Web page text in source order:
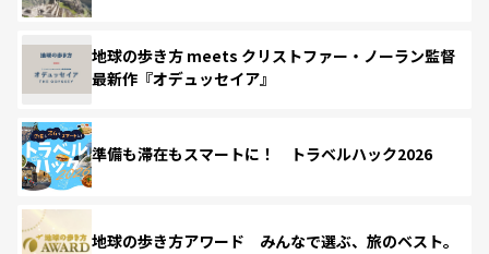
地球の歩き方 meets クリストファー・ノーラン監督
最新作『オデュッセイア』
準備も滞在もスマートに！ トラベルハック2026
地球の歩き方アワード みんなで選ぶ、旅のベスト。